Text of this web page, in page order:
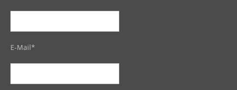
E-Mail*